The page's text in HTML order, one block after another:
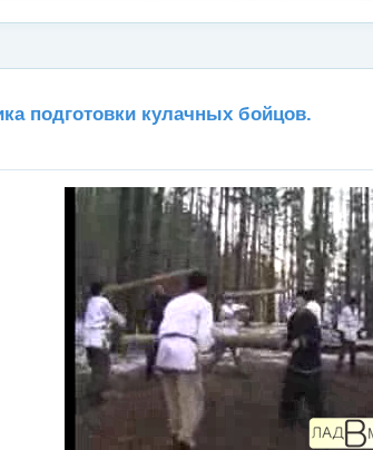
подготовки кулачных бойцов.